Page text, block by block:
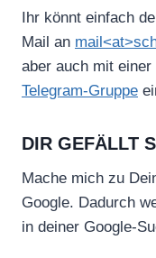
Ihr könnt einfach
Mail an
aber auch mit
Telegram-Gruppe
DIR GEFÄLLT
Mache mich zu
Google. Dadurch
in deiner Google-